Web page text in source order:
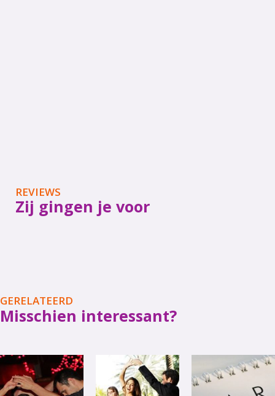
REVIEWS
Zij gingen je voor
GERELATEERD
Misschien interessant?